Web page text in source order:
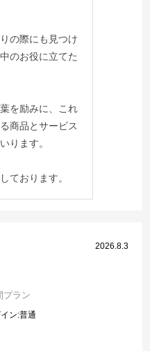
の際にも見つけ
のお役に立てた
を励みに、これ
商品とサービス
ります。
ております。
2026.8.3
プラン
ン:普通